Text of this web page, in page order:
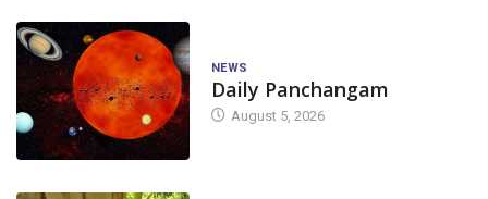
NEWS
Daily Panchangam
August 5, 2026